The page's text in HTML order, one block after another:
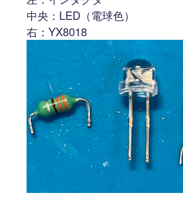
中央：LED（電球色）
右：YX8018